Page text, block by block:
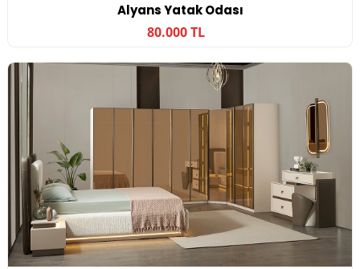
Alyans Yatak Odası
80.000 TL